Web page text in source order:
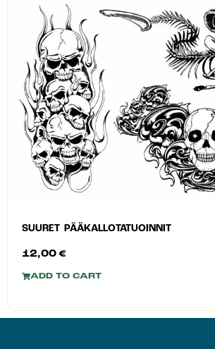
SUURET PÄÄKALLOTATUOINNIT
12,00 €
ADD TO CART